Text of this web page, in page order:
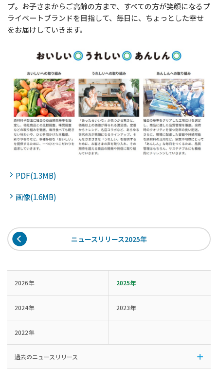
プ。お子さまからご高齢の方まで、すべての方が笑顔になるプ
ライベートブランドを目指して、毎日に、ちょっとした幸せ
をお届けしていきます。
PDF(1.3MB)
画像(1.6MB)
ニュースリリース2025年
2026年 2025年
2024年 2023年
2022年
過去のニュースリリース